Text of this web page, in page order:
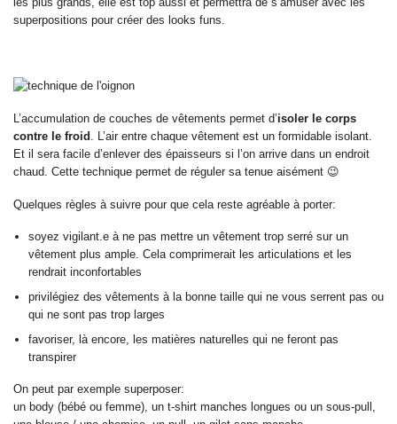
superpositions pour créer des looks funs.
L’accumulation de couches de vêtements permet d’isoler le corps
contre le froid
. L’air entre chaque vêtement est un formidable isolant.
Et il sera facile d’enlever des épaisseurs si l’on arrive dans un endroit
chaud. Cette technique permet de réguler sa tenue aisément 😉
Quelques règles à suivre pour que cela reste agréable à porter:
soyez vigilant.e à ne pas mettre un vêtement trop serré sur un
vêtement plus ample. Cela comprimerait les articulations et les
rendrait inconfortables
privilégiez des vêtements à la bonne taille qui ne vous serrent pas ou
qui ne sont pas trop larges
favoriser, là encore, les matières naturelles qui ne feront pas
transpirer
On peut par exemple superposer:
un body (bébé ou femme), un t-shirt manches longues ou un sous-pull,